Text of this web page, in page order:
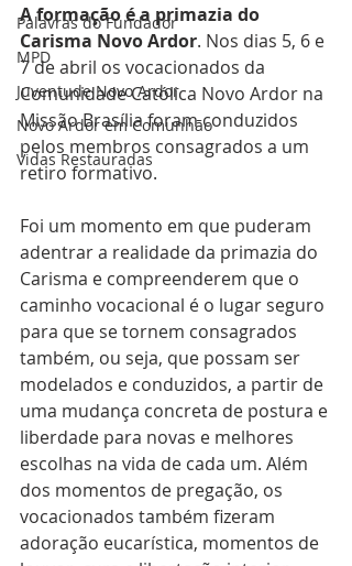
Palavras do Fundador
MPD
Juventude Novo Ardor
Novo Ardor em Comunhão
Vidas Restauradas
A formação é a primazia do
Carisma Novo Ardor. Nos dias 5, 6 e
7 de abril os vocacionados da
Comunidade Católica Novo Ardor na
Missão Brasília foram conduzidos
pelos membros consagrados a um
retiro formativo.
Foi um momento em que puderam
adentrar a realidade da primazia do
Carisma e compreenderem que o
caminho vocacional é o lugar seguro
para que se tornem consagrados
também, ou seja, que possam ser
modelados e conduzidos, a partir de
uma mudança concreta de postura e
liberdade para novas e melhores
escolhas na vida de cada um. Além
dos momentos de pregação, os
vocacionados também fizeram
adoração eucarística, momentos de